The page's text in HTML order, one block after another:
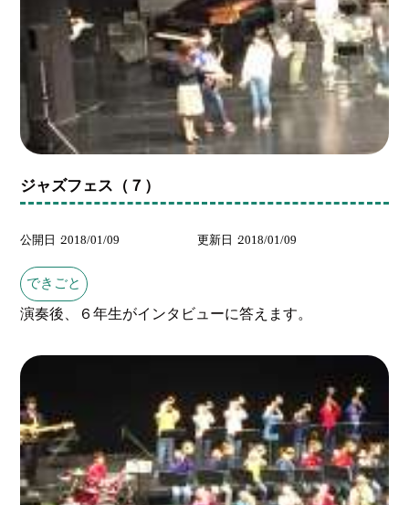
ジャズフェス（７）
公開日 2018/01/09 更新日 2018/01/09
できごと
演奏後、６年生がインタビューに答えます。